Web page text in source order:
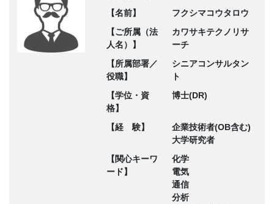
【名前】
フクシマコウタロウ
【ご所属（法
人名）】
カワサキテクノリサ
ーチ
【所属部署／
役職】
シニアコンサルタン
ト
【学位・資
格】
博士(DR)
【経 験】
企業技術者(OB含む)
大学研究者
【関心キーワ
ード】
化学
電気
通信
分析